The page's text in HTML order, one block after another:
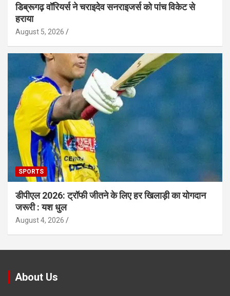
डिब्रूगढ़ वॉरियर्स ने चराइदेव सनराइजर्स को पांच विकेट से
हराया
August 5, 2026
SPORTS
डीपीएल 2026: ट्रॉफी जीतने के लिए हर खिलाड़ी का योगदान
जरूरी : यश धुल
August 4, 2026
About Us